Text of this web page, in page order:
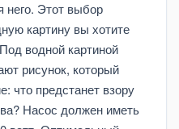
него. Этот выбор
картину вы хотите
водной картиной
рисунок, который
что предстанет взору
Насос должен иметь